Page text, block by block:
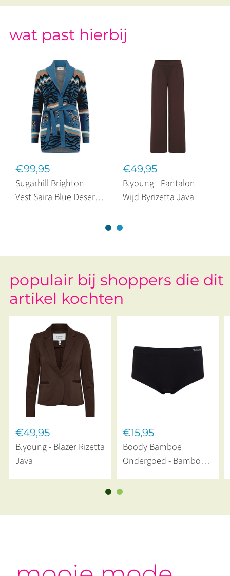
wat past hierbij
€99,95
Sugarhill Brighton -
Vest Saira Blue Desert
€49,95
B.young - Pantalon
Wijd Byrizetta Java
populair bij shoppers die dit
artikel kochten
€49,95
B.young - Blazer Rizetta
Java
€15,95
Boody Bamboe
Ondergoed - Bamboe